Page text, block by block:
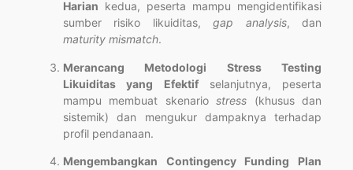
Harian kedua, peserta mampu mengidentifikasi
sumber risiko likuiditas,gap analysis, dan
maturity mismatch.
Merancang Metodologi Stress Testing
Likuiditas yang Efektifselanjutnya, peserta
mampu membuat skenariostress (khusus dan
sistemik) dan mengukur dampaknya terhadap
profil pendanaan.
Mengembangkan Contingency Funding Plan